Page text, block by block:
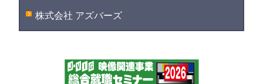
株式会社 アズバーズ